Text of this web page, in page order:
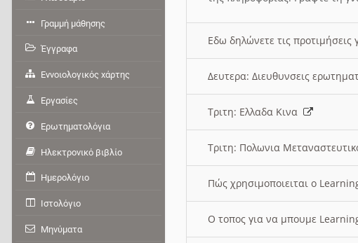
Εδω δηλώνετε τις προτιμήσεις
Δευτερα: Διευθυνσεις
Τριτη: Ελλαδα Κινα
Τριτη: Πολωνια
Πώς χρησιμοποιειται ο
O τοπος για να μπουμε
Γραμμή μάθησης
Έγγραφα
Εννοιολογικός χάρτης
Εργασίες
Ερωτηματολόγια
Ηλεκτρονικό βιβλίο
Ημερολόγιο
Ιστολόγιο
Μηνύματα